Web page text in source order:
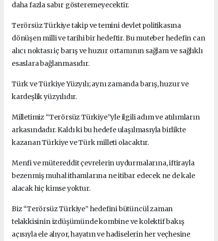
daha fazla sabır gösteremeyecektir.
Terörsüz Türkiye takip ve temini devlet politikasına
dönüşen milli ve tarihi bir hedeftir.Bu muteber hedefin can
alıcı noktası iç barış ve huzur ortamının sağlam ve sağlıklı
esaslara bağlanmasıdır.
Türk ve Türkiye Yüzyılı; aynı zamanda barış, huzur ve
kardeşlik yüzyılıdır.
Milletimiz “Terörsüz Türkiye”yle ilgili adım ve atılımların
arkasındadır.Kaldı ki bu hedefe ulaşılmasıyla birlikte
kazanan Türkiye ve Türk milleti olacaktır.
Menfi ve mütereddit çevrelerin uydurmalarına, iftirayla
bezenmiş muhal ithamlarına ne itibar edecek ne de kale
alacak hiç kimse yoktur.
Biz “Terörsüz Türkiye” hedefini bütüncül zaman
telakkisinin izdüşümünde kombine ve kolektif bakış
açısıyla ele alıyor, hayatın ve hadiselerin her veçhesine